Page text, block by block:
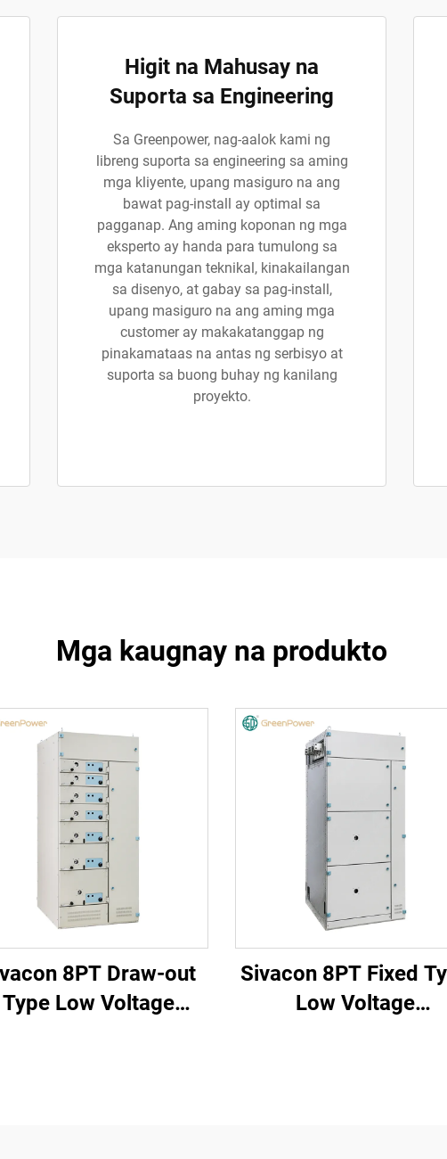
Higit na Mahusay na
Suporta sa Engineering
Sa Greenpower, nag-aalok kami ng
libreng suporta sa engineering sa aming
mga kliyente, upang masiguro na ang
bawat pag-install ay optimal sa
pagganap. Ang aming koponan ng mga
eksperto ay handa para tumulong sa
mga katanungan teknikal, kinakailangan
sa disenyo, at gabay sa pag-install,
upang masiguro na ang aming mga
customer ay makakatanggap ng
pinakamataas na antas ng serbisyo at
suporta sa buong buhay ng kanilang
proyekto.
Mga kaugnay na produkto
8PT Draw-out
Type Low Voltage
Sivacon 8PT Fixed
Low Voltage